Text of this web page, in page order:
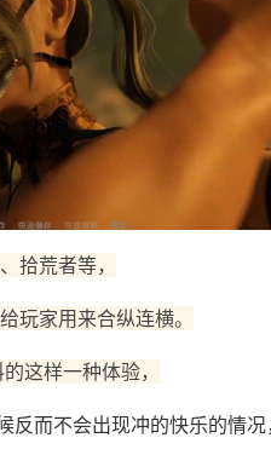
拾荒者等，
玩家用来合纵连横。
这样一种体验，
反而不会出现冲的快乐的情况